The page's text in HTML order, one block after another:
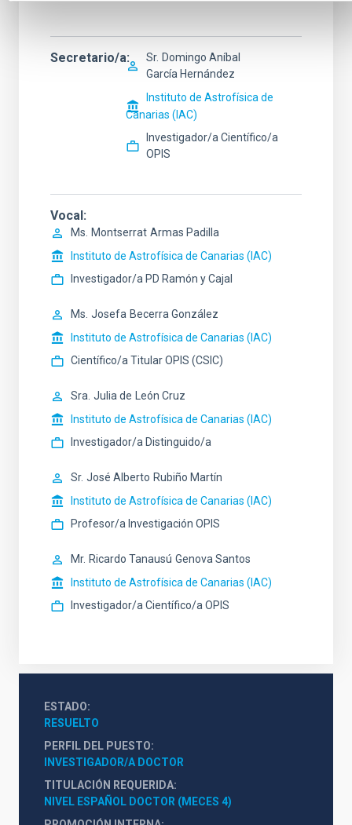
Secretario/a Sr. Domingo Aníbal
García Hernández
Instituto de Astrofísica de
Canarias (IAC)
Investigador/a Científico/a
OPIS
Vocal
Ms. Montserrat Armas Padilla
Instituto de Astrofísica de Canarias (IAC)
Investigador/a PD Ramón y Cajal
Ms. Josefa Becerra González
Instituto de Astrofísica de Canarias (IAC)
Científico/a Titular OPIS (CSIC)
Sra. Julia de
León Cruz
Instituto de Astrofísica de Canarias (IAC)
Investigador/a Distinguido/a
Sr. José Alberto Rubiño Martín
Instituto de Astrofísica de Canarias (IAC)
Profesor/a Investigación OPIS
Mr. Ricardo Tanausú Genova Santos
Instituto de Astrofísica de Canarias (IAC)
Investigador/a Científico/a OPIS
ESTADO
RESUELTO
PERFIL DEL PUESTO
INVESTIGADOR/A DOCTOR
TITULACIÓN REQUERIDA
NIVEL ESPAÑOL DOCTOR (MECES 4)